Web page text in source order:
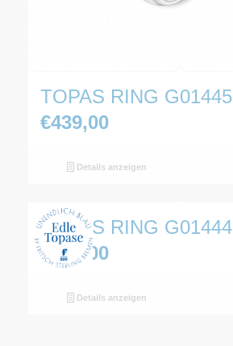
TOPAS RING G01445
€439,00
Details anzeigen
TOPAS RING G01444
€ 398,00
Details anzeigen